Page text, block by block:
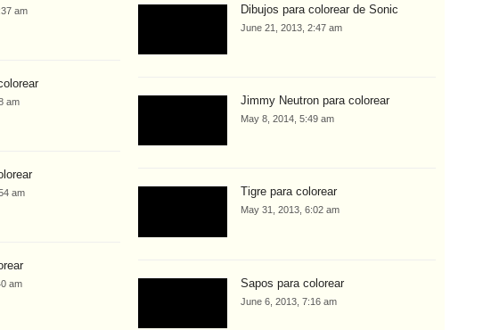
am
am
am
am
Dibujos para colorear de Sonic
June 21, 2013, 2:47 am
Jimmy Neutron para colorear
May 8, 2014, 5:49 am
Tigre para colorear
May 31, 2013, 6:02 am
Sapos para colorear
June 6, 2013, 7:16 am